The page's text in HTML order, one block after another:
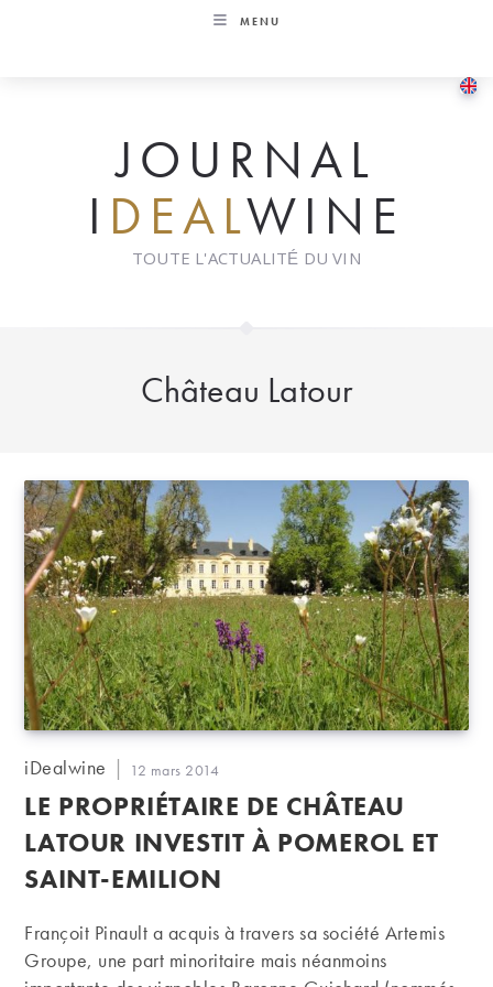
MENU
JOURNAL
I DEALWINE
TOUTE L'ACTUALITÉ DU VIN
Château Latour
Auteur/autrice
la
publication :
iDealwine
Publication
publiée :
12 mars 2014
LE PROPRIÉTAIRE DE CHÂTEAU
LATOUR INVESTIT À POMEROL ET
SAINT-EMILION
Françoit Pinault a acquis à travers sa société Artemis
Groupe, une part minoritaire mais néanmoins